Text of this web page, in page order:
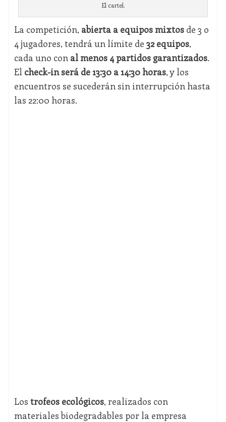
El cartel.
La competición, abierta a equipos mixtosde 3 o
4 jugadores, tendrá un límite de 32 equipos,
cada uno con al menos 4 partidos garantizados.
El check-in será de 13:30 a 14:30 horas, y los
encuentros se sucederán sin interrupción hasta
las 22:00 horas.
Los trofeos ecológicos, realizados con
materiales biodegradables por la empresa